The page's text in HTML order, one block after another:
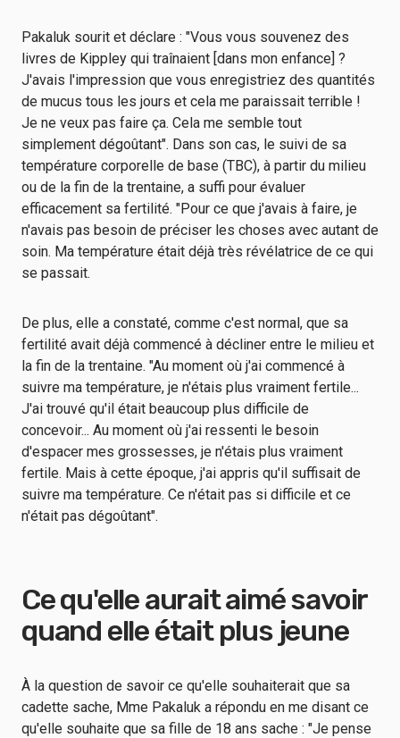
Pakaluk sourit et déclare : "Vous vous souvenez des
livres de Kippley qui traînaient [dans mon enfance] ?
J'avais l'impression que vous enregistriez des quantités
de mucus tous les jours et cela me paraissait terrible !
Je ne veux pas faire ça. Cela me semble tout
simplement dégoûtant". Dans son cas, le suivi de sa
température corporelle de base (TBC), à partir du milieu
ou de la fin de la trentaine, a suffi pour évaluer
efficacement sa fertilité. "Pour ce que j'avais à faire, je
n'avais pas besoin de préciser les choses avec autant de
soin. Ma température était déjà très révélatrice de ce qui
se passait.
De plus, elle a constaté, comme c'est normal, que sa
fertilité avait déjà commencé à décliner entre le milieu et
la fin de la trentaine. "Au moment où j'ai commencé à
suivre ma température, je n'étais plus vraiment fertile...
J'ai trouvé qu'il était beaucoup plus difficile de
concevoir... Au moment où j'ai ressenti le besoin
d'espacer mes grossesses, je n'étais plus vraiment
fertile. Mais à cette époque, j'ai appris qu'il suffisait de
suivre ma température. Ce n'était pas si difficile et ce
n'était pas dégoûtant".
Ce qu'elle aurait aimé savoir
quand elle était plus jeune
À la question de savoir ce qu'elle souhaiterait que sa
cadette sache, Mme Pakaluk a répondu en me disant ce
qu'elle souhaite que sa fille de 18 ans sache : "Je pense